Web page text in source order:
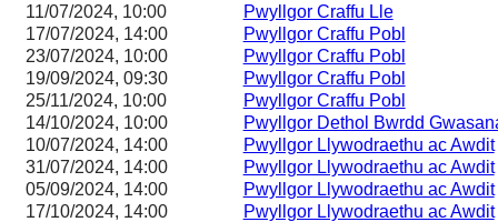
11/07/2024, 10:00
Pwyllgor Craffu Lle
17/07/2024, 14:00 Pwyllgor Craffu Pobl
23/07/2024, 10:00 Pwyllgor Craffu Pobl
19/09/2024, 09:30 Pwyllgor Craffu Pobl
25/11/2024, 10:00 Pwyllgor Craffu Pobl
14/10/2024, 10:00
Pwyllgor Dethol Bwrdd
10/07/2024, 14:00
Pwyllgor Llywodraethu ac Awdit
31/07/2024, 14:00 Pwyllgor Llywodraethu ac Awdit
05/09/2024, 14:00 Pwyllgor Llywodraethu ac Awdit
17/10/2024, 14:00 Pwyllgor Llywodraethu ac Awdit